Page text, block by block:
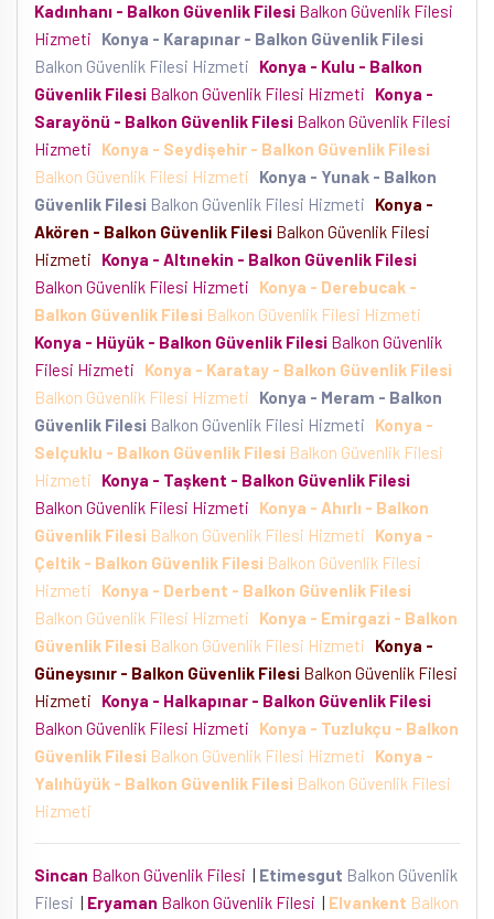
Kadınhanı - Balkon Güvenlik Filesi Balkon Güvenlik Filesi
Hizmeti
Konya - Karapınar - Balkon Güvenlik Filesi
Balkon Güvenlik Filesi Hizmeti
Konya - Kulu - Balkon
Güvenlik Filesi Balkon Güvenlik Filesi Hizmeti
Konya -
Sarayönü - Balkon Güvenlik Filesi Balkon Güvenlik Filesi
Hizmeti
Konya - Seydişehir - Balkon Güvenlik Filesi
Balkon Güvenlik Filesi Hizmeti
Konya - Yunak - Balkon
Güvenlik Filesi Balkon Güvenlik Filesi Hizmeti
Konya -
Akören - Balkon Güvenlik Filesi Balkon Güvenlik Filesi
Hizmeti
Konya - Altınekin - Balkon Güvenlik Filesi
Balkon Güvenlik Filesi Hizmeti
Konya - Derebucak -
Balkon Güvenlik Filesi Balkon Güvenlik Filesi Hizmeti
Konya - Hüyük - Balkon Güvenlik Filesi Balkon Güvenlik
Filesi Hizmeti
Konya - Karatay - Balkon Güvenlik Filesi
Balkon Güvenlik Filesi Hizmeti
Konya - Meram - Balkon
Güvenlik Filesi Balkon Güvenlik Filesi Hizmeti
Konya -
Selçuklu - Balkon Güvenlik Filesi Balkon Güvenlik Filesi
Hizmeti
Konya - Taşkent - Balkon Güvenlik Filesi
Balkon Güvenlik Filesi Hizmeti
Konya - Ahırlı - Balkon
Güvenlik Filesi Balkon Güvenlik Filesi Hizmeti
Konya -
Çeltik - Balkon Güvenlik Filesi Balkon Güvenlik Filesi
Hizmeti
Konya - Derbent - Balkon Güvenlik Filesi
Balkon Güvenlik Filesi Hizmeti
Konya - Emirgazi - Balkon
Güvenlik Filesi Balkon Güvenlik Filesi Hizmeti
Konya -
Güneysınır - Balkon Güvenlik Filesi Balkon Güvenlik Filesi
Hizmeti
Konya - Halkapınar - Balkon Güvenlik Filesi
Balkon Güvenlik Filesi Hizmeti
Konya - Tuzlukçu - Balkon
Güvenlik Filesi Balkon Güvenlik Filesi Hizmeti
Konya -
Yalıhüyük - Balkon Güvenlik Filesi Balkon Güvenlik Filesi
Hizmeti
Sincan Balkon Güvenlik Filesi | Etimesgut Balkon Güvenlik
Filesi | Eryaman Balkon Güvenlik Filesi | Elvankent Balkon